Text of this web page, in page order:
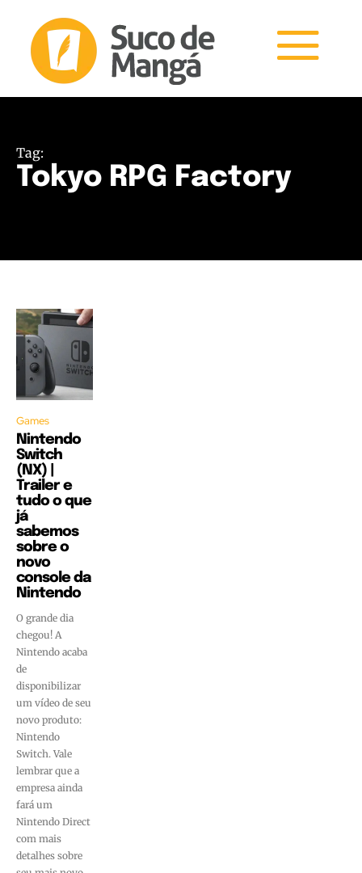
Tag:
Tokyo RPG Factory
Games
Nintendo
Switch
(NX) |
Trailer e
tudo o que
já
sabemos
sobre o
novo
console da
Nintendo
O grande dia
chegou! A
Nintendo acaba
de
disponibilizar
um vídeo de seu
novo produto:
Nintendo
Switch. Vale
lembrar que a
empresa ainda
fará um
Nintendo Direct
com mais
detalhes sobre